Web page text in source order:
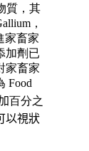
質，其
，
家畜家
加劑已
家畜家
Food
百分之
以視狀